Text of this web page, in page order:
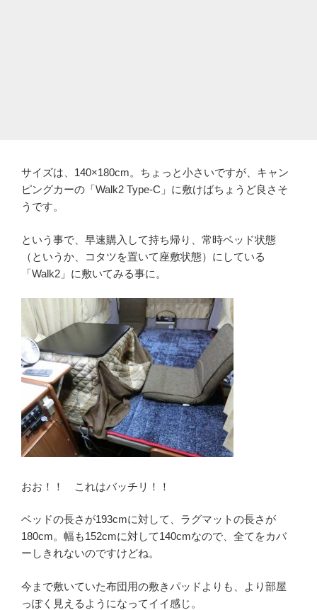
サイズは、140×180cm。ちょっと小さいですが、キャン
ピングカーの「Walk2 Type-C」に敷けばちょうど良さそ
うです。
という事で、早速購入して持ち帰り、常時ベッド状態
（というか、コタツを置いて座敷状態）にしている
「Walk2」に敷いてみる事に。
おお！！ これはバッチリ！！
ベッドの長さが193cmに対して、ラグマットの長さが
180cm。幅も152cmに対して140cmなので、全てをカバ
ーしきれないのですけどね。
今まで敷いていた布団用の敷きパッドよりも、より部屋
っぽく見えるようになってイイ感じ。